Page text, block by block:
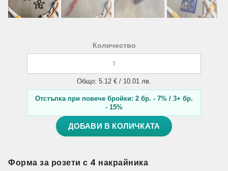
Количество
Общо: 5.12 € / 10.01 лв.
Отстъпка при повече бройки: 2 бр. - 7% / 3+ бр.
- 15%
ДОБАВИ В КОЛИЧКАТА
Форма за розети с 4 накрайника